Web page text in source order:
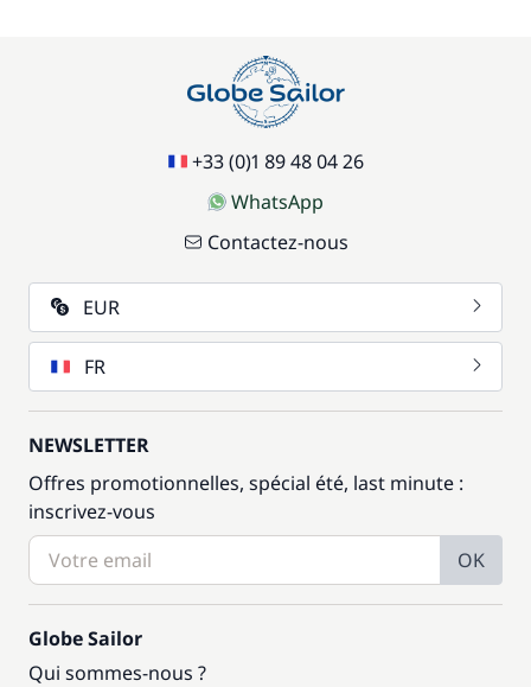
+33 (0)1 89 48 04 26
WhatsApp
Contactez-nous
EUR
FR
NEWSLETTER
Offres promotionnelles, spécial été, last minute :
inscrivez-vous
OK
Globe Sailor
Qui sommes-nous ?